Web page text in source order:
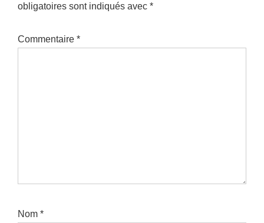
obligatoires sont indiqués avec *
Commentaire *
Nom *